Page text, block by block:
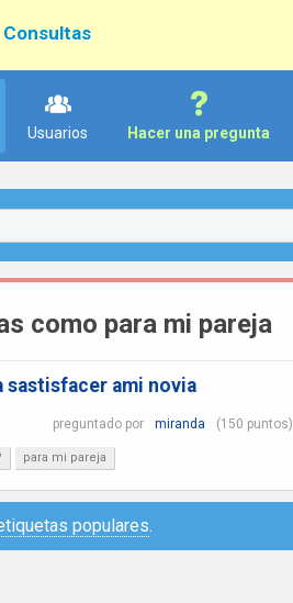
Consultas
Usuarios Hacer una pregunta
como para mi pareja
sastisfacer ami novia
preguntado por miranda (150 puntos)
para mi pareja
populares.